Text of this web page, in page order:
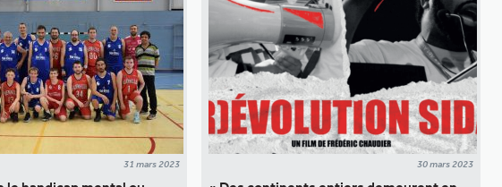
31 mars 2023 30 mars 2023